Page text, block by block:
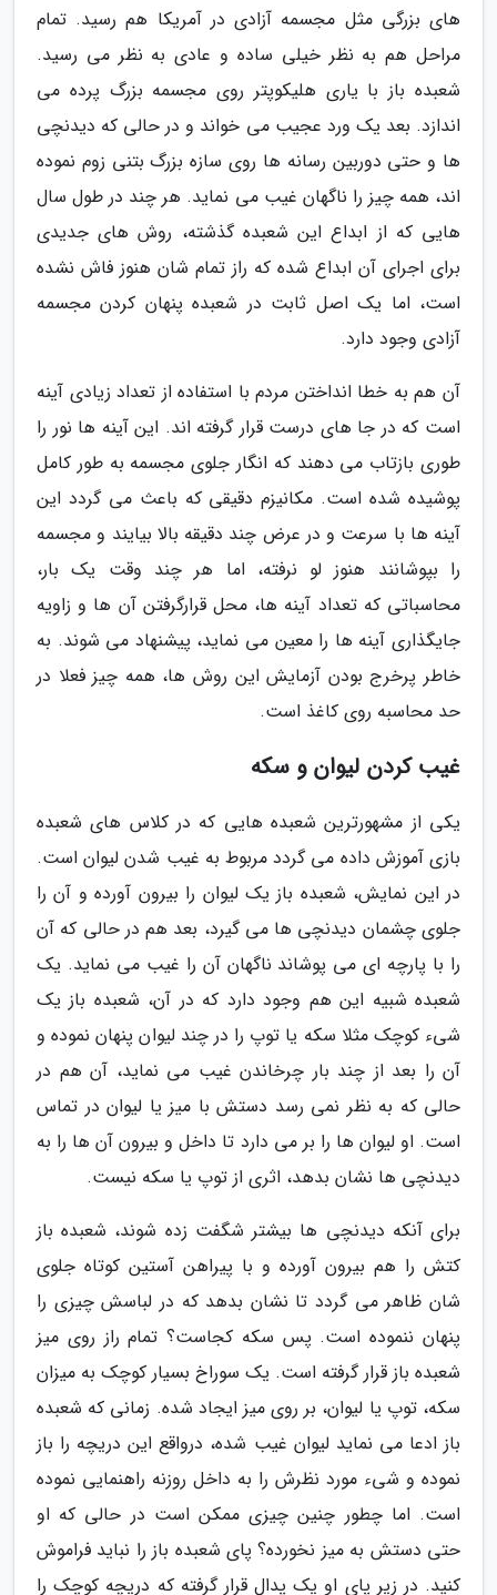
های بزرگی مثل مجسمه آزادی در آمریکا هم رسید. تمام
مراحل هم به نظر خیلی ساده و عادی به نظر می رسید.
شعبده باز با یاری هلیکوپتر روی مجسمه بزرگ پرده می
اندازد. بعد یک ورد عجیب می خواند و در حالی که دیدنچی
ها و حتی دوربین رسانه ها روی سازه بزرگ بتنی زوم نموده
اند، همه چیز را ناگهان غیب می نماید. هر چند در طول سال
هایی که از ابداع این شعبده گذشته، روش های جدیدی
برای اجرای آن ابداع شده که راز تمام شان هنوز فاش نشده
است، اما یک اصل ثابت در شعبده پنهان کردن مجسمه
آزادی وجود دارد.
آن هم به خطا انداختن مردم با استفاده از تعداد زیادی آینه
است که در جا های درست قرار گرفته اند. این آینه ها نور را
طوری بازتاب می دهند که انگار جلوی مجسمه به طور کامل
پوشیده شده است. مکانیزم دقیقی که باعث می گردد این
آینه ها با سرعت و در عرض چند دقیقه بالا بیایند و مجسمه
را بپوشانند هنوز لو نرفته، اما هر چند وقت یک بار،
محاسباتی که تعداد آینه ها، محل قرارگرفتن آن ها و زاویه
جایگذاری آینه ها را معین می نماید، پیشنهاد می شوند. به
خاطر پرخرج بودن آزمایش این روش ها، همه چیز فعلا در
حد محاسبه روی کاغذ است.
غیب کردن لیوان و سکه
یکی از مشهورترین شعبده هایی که در کلاس های شعبده
بازی آموزش داده می گردد مربوط به غیب شدن لیوان است.
در این نمایش، شعبده باز یک لیوان را بیرون آورده و آن را
جلوی چشمان دیدنچی ها می گیرد، بعد هم در حالی که آن
را با پارچه ای می پوشاند ناگهان آن را غیب می نماید. یک
شعبده شبیه این هم وجود دارد که در آن، شعبده باز یک
شیء کوچک مثلا سکه یا توپ را در چند لیوان پنهان نموده و
آن را بعد از چند بار چرخاندن غیب می نماید، آن هم در
حالی که به نظر نمی رسد دستش با میز یا لیوان در تماس
است. او لیوان ها را بر می دارد تا داخل و بیرون آن ها را به
دیدنچی ها نشان بدهد، اثری از توپ یا سکه نیست.
برای آنکه دیدنچی ها بیشتر شگفت زده شوند، شعبده باز
کتش را هم بیرون آورده و با پیراهن آستین کوتاه جلوی
شان ظاهر می گردد تا نشان بدهد که در لباسش چیزی را
پنهان ننموده است. پس سکه کجاست؟ تمام راز روی میز
شعبده باز قرار گرفته است. یک سوراخ بسیار کوچک به میزان
سکه، توپ یا لیوان، بر روی میز ایجاد شده. زمانی که شعبده
باز ادعا می نماید لیوان غیب شده، درواقع این دریچه را باز
نموده و شیء مورد نظرش را به داخل روزنه راهنمایی نموده
است. اما چطور چنین چیزی ممکن است در حالی که او
حتی دستش به میز نخورده؟ پای شعبده باز را نباید فراموش
کنید. در زیر پای او یک پدال قرار گرفته که دریچه کوچک را